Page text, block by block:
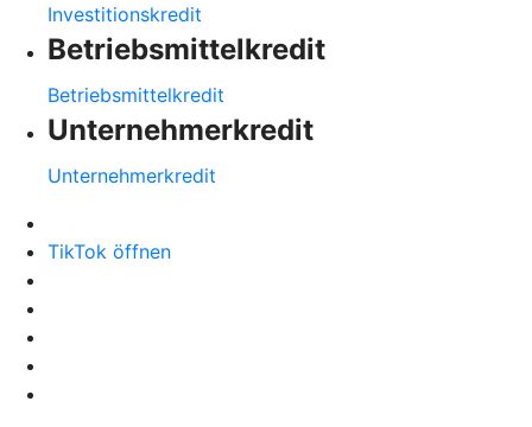
Investitionskredit
Betriebsmittelkredit
Betriebsmittelkredit
Unternehmerkredit
Unternehmerkredit
TikTok öffnen